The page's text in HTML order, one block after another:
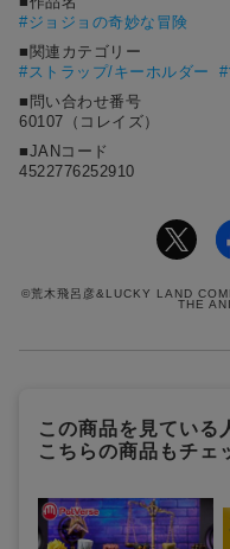
#ジョジョの奇妙な冒険
■関連カテゴリー
#ストラップ/キーホルダー
■問い合わせ番号
60107（コレイズ）
■JANコード
4522776252910
©荒木飛呂彦&LUCKY LAND
THE
この商品を見ている
こちらの商品もチェ